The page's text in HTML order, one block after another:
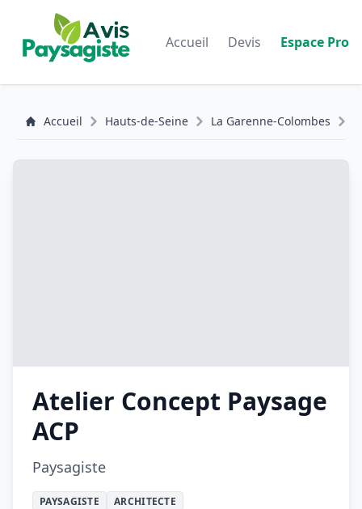
Accueil Devis Espace Pro
Accueil Hauts-de-Seine La Garenne-Colombes
Atelier Concept Paysage
ACP
Paysagiste
PAYSAGISTE
ARCHITECTE